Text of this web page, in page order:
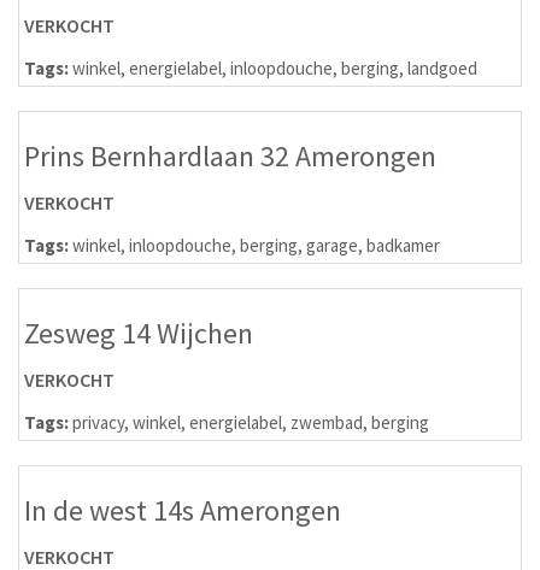
VERKOCHT
Tags:winkel, energielabel, inloopdouche, berging, landgoed
Prins Bernhardlaan 32 Amerongen
VERKOCHT
Tags:winkel, inloopdouche, berging, garage, badkamer
Zesweg 14 Wijchen
VERKOCHT
Tags:privacy, winkel, energielabel, zwembad, berging
In de west 14s Amerongen
VERKOCHT